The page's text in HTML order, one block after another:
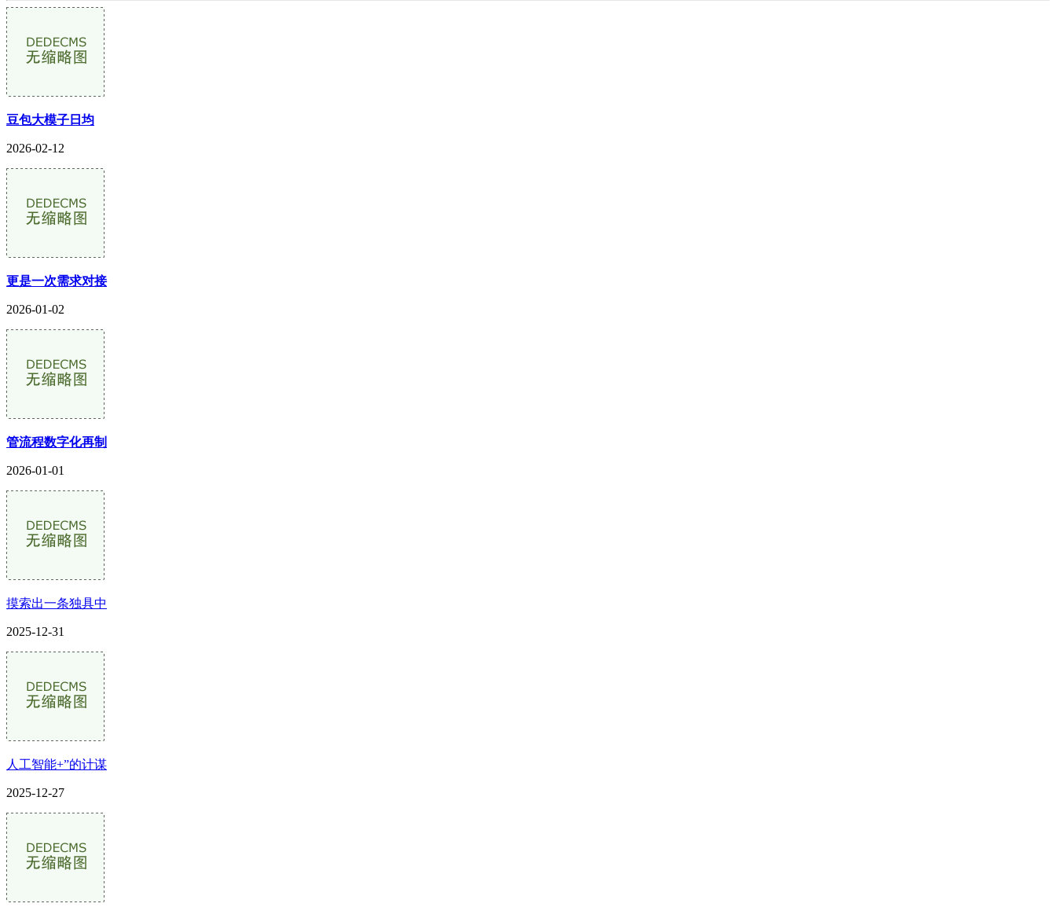
豆包大模子日均
2026-02-12
更是一次需求对接
2026-01-02
管流程数字化再制
2026-01-01
摸索出一条独具中
2025-12-31
人工智能+”的计谋
2025-12-27